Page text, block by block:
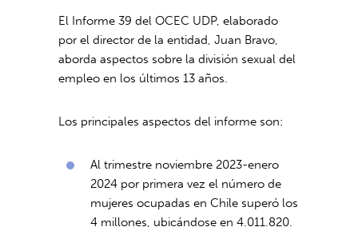
El Informe 39 del OCEC UDP, elaborado
por el director de la entidad, Juan Bravo,
aborda aspectos sobre la división sexual del
empleo en los últimos 13 años.
Los principales aspectos del informe son:
Al trimestre noviembre 2023-enero
2024 por primera vez el número de
mujeres ocupadas en Chile superó los
4 millones, ubicándose en 4.011.820.